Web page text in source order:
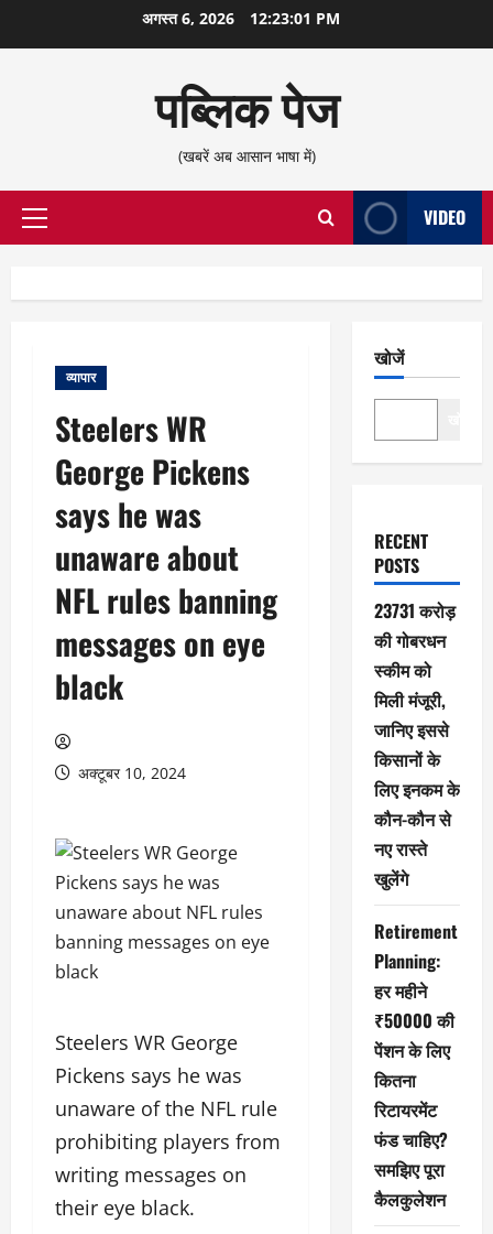
सामग्री
अगस्त 6, 2026 12:23:01 PM
पब्लिक पेज
(खबरें अब आसान भाषा में)
प्राथमिक
VIDEO
व्यापार
Steelers WR
George Pickens
says he was
unaware about
NFL rules banning
messages on eye
black
अक्टूबर 10, 2024
Steelers WR George
Pickens says he was
unaware of the NFL rule
prohibiting players from
writing messages on
their eye black.
खोजें
RECENT
POSTS
23731 करोड़
की गोबरधन
स्कीम को
मिली मंजूरी,
जानिए इससे
किसानों के
लिए इनकम के
कौन-कौन से
नए रास्ते
खुलेंगे
Retirement
Planning:
हर महीने
₹50000 की
पेंशन के लिए
कितना
रिटायरमेंट
फंड चाहिए?
समझिए पूरा
कैलकुलेशन